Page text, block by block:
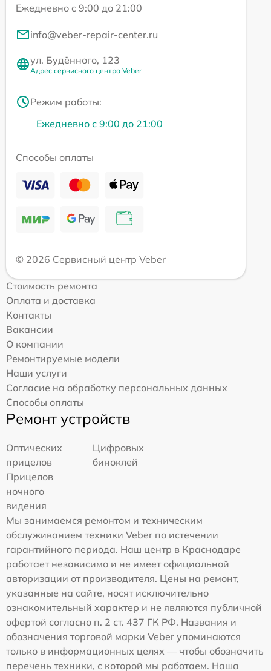
Ежедневно с 9:00 до 21:00
info@veber-repair-center.ru
ул. Будённого, 123
Адрес сервисного центра Veber
Режим работы:
Ежедневно с 9:00 до 21:00
Способы оплаты
© 2026 Сервисный центр Veber
Стоимость ремонта
Оплата и доставка
Контакты
Вакансии
О компании
Ремонтируемые модели
Наши услуги
Согласие на обработку персональных данных
Способы оплаты
Ремонт устройств
Оптических
прицелов
Цифровых
биноклей
Прицелов
ночного
видения
Мы занимаемся ремонтом и техническим
обслуживанием техники Veber по истечении
гарантийного периода. Наш центр в Краснодаре
работает независимо и не имеет официальной
авторизации от производителя. Цены на ремонт,
указанные на сайте, носят исключительно
ознакомительный характер и не являются публичной
офертой согласно п. 2 ст. 437 ГК РФ. Названия и
обозначения торговой марки Veber упоминаются
только в информационных целях — чтобы обозначить
перечень техники, с которой мы работаем. Наша